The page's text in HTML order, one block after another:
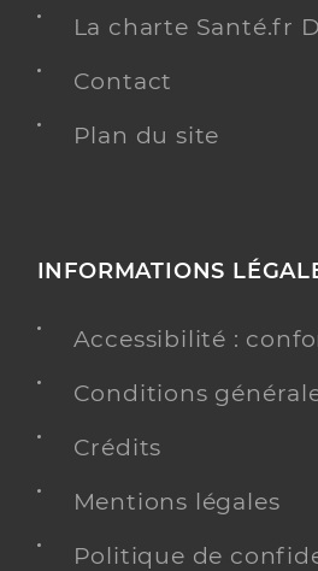
La charte Santé.fr
Contact
Plan du site
INFORMATIONS
Accessibilité :
Conditions
Crédits
Mentions légales
Politique de